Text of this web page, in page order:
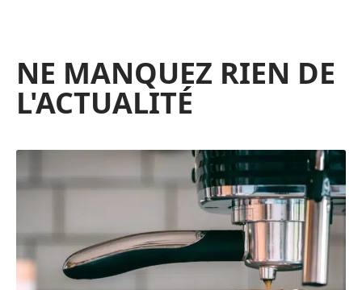
NE MANQUEZ RIEN DE
L'ACTUALITÉ